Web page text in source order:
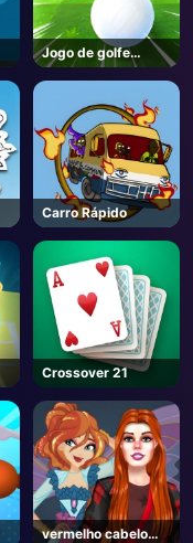
Jogo de golfe
Spark
Carro Rápido
Crossover 21
vermelho cabelo